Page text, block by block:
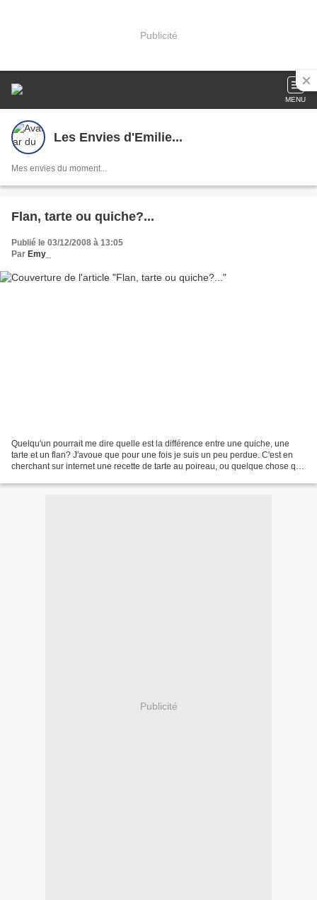
Publicité
MENU
Les Envies d'Emilie...
Mes envies du moment...
Flan, tarte ou quiche?...
Publié le 03/12/2008 à 13:05
Par Emy_
Quelqu'un pourrait me dire quelle est la différence entre une quiche, une
tarte et un flan? J'avoue que pour une fois je suis un peu perdue. C'est en
cherchant sur internet une recette de tarte au poireau, ou quelque chose qui
Publicité